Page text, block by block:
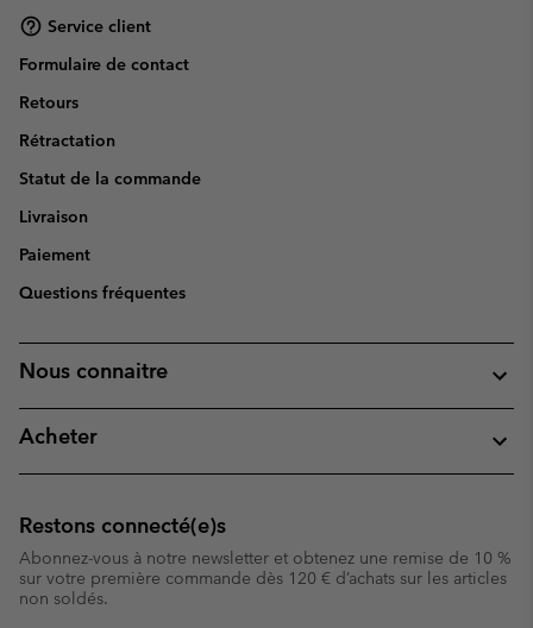
Service client
Formulaire de contact
Retours
Rétractation
Statut de la commande
Livraison
Paiement
Questions fréquentes
Nous connaitre
Acheter
Restons connecté(e)s
Abonnez-vous à notre newsletter et obtenez une remise de 10 %
sur votre première commande dès 120 € d’achats sur les articles
non soldés.